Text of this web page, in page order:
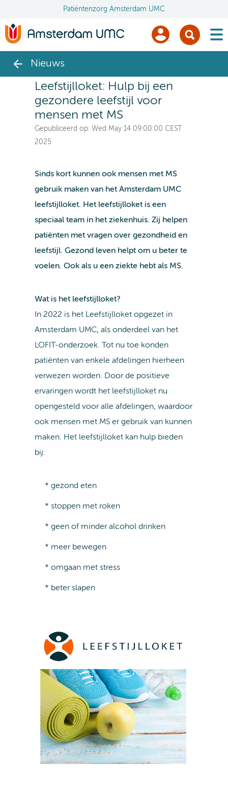
Patiëntenzorg Amsterdam UMC
Nieuws
Leefstijlloket: Hulp bij een
gezondere leefstijl voor
mensen met MS
Gepubliceerd op: Wed May 14 09:00:00 CEST
2025
Sinds kort kunnen ook mensen met MS
gebruik maken van het Amsterdam UMC
leefstijlloket. Het leefstijlloket is een
speciaal team in het ziekenhuis. Zij helpen
patiënten met vragen over gezondheid en
leefstijl. Gezond leven helpt om u beter te
voelen. Ook als u een ziekte hebt als MS.
Wat is het leefstijlloket?
In 2022 is het Leefstijlloket opgezet in
Amsterdam UMC, als onderdeel van het
LOFIT-onderzoek. Tot nu toe konden
patiënten van enkele afdelingen hierheen
verwezen worden. Door de positieve
ervaringen wordt het leefstijlloket nu
opengesteld voor alle afdelingen, waardoor
ook mensen met MS er gebruik van kunnen
maken. Het leefstijlloket kan hulp bieden
bij:
* gezond eten
* stoppen met roken
* geen of minder alcohol drinken
* meer bewegen
* omgaan met stress
* beter slapen